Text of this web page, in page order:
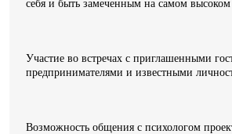
себя и быть замеченным на самом
Участие во встречах с приглашенными
предпринимателями и известными
Возможность общения с психологом